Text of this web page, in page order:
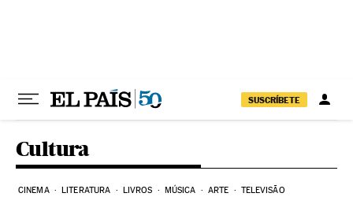
SUSCRÍBETE
Cultura
CINEMA LITERATURA LIVROS MÚSICA ARTE TELEVISÃO